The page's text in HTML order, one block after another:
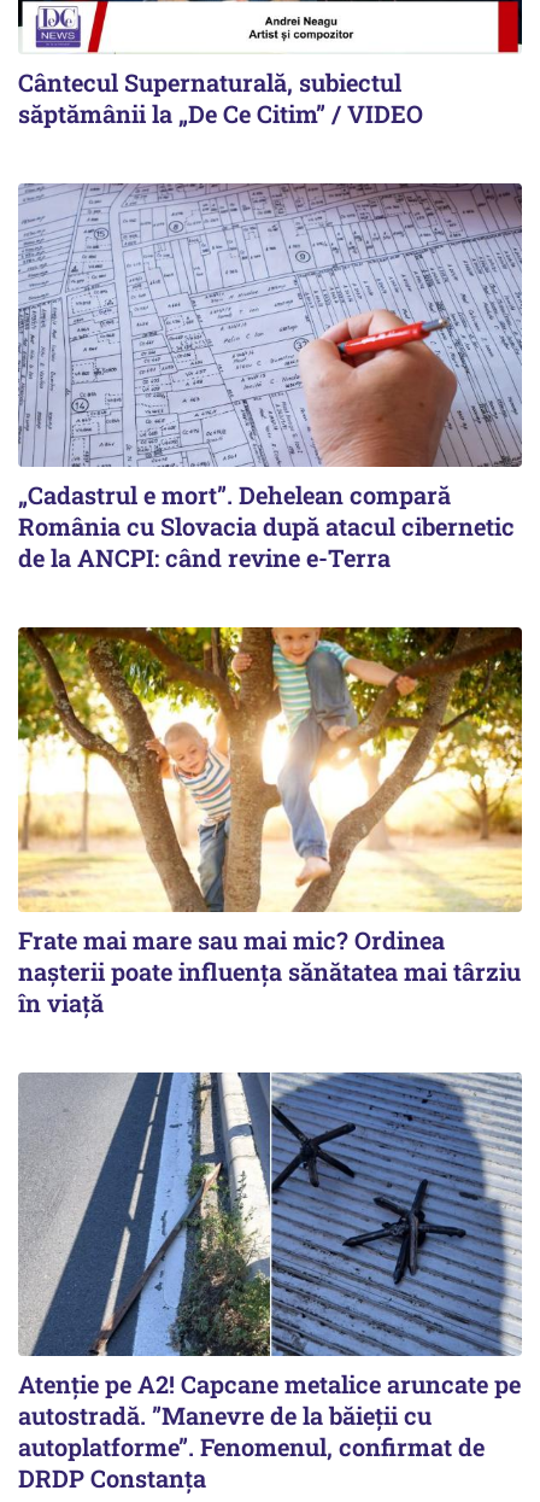
Cântecul Supernaturală, subiectul
săptămânii la „De Ce Citim” / VIDEO
„Cadastrul e mort”. Dehelean compară
România cu Slovacia după atacul cibernetic
de la ANCPI: când revine e-Terra
Frate mai mare sau mai mic? Ordinea
nașterii poate influența sănătatea mai târziu
în viață
Atenție pe A2! Capcane metalice aruncate pe
autostradă. ”Manevre de la băieții cu
autoplatforme”. Fenomenul, confirmat de
DRDP Constanța